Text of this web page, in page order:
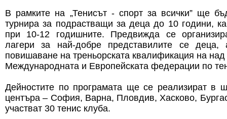
В рамките на „Тенисът - спорт за всички” ще
турнира за подрастващи за деца до 10 години,
при 10-12 годишните. Предвижда се
лагери за най-добре представилите се
повишаване на треньорската квалификация на над
Международната и Европейската федерации по
Дейностите по програмата ще се реализират в
центъра – София, Варна, Пловдив, Хасково,
участват 30 тенис клуба.